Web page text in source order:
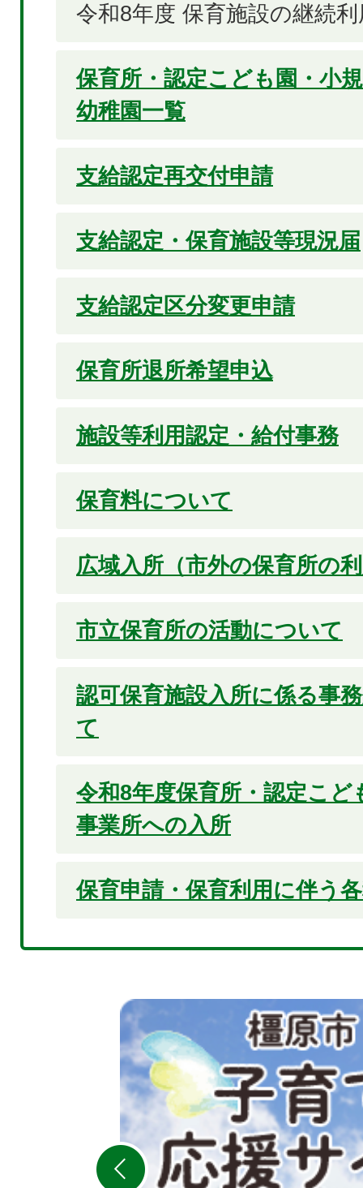
令和8年度 保育施設の継続
保育所・認定こども園・小
幼稚園一覧
支給認定再交付申請
支給認定・保育施設等現況届
支給認定区分変更申請
保育所退所希望申込
施設等利用認定・給付事務
保育料について
広域入所（市外の保育所の
市立保育所の活動について
認可保育施設入所に係る事
て
令和8年度保育所・認定こど
事業所への入所
保育申請・保育利用に伴う
2
枚
目
の
ス
ラ